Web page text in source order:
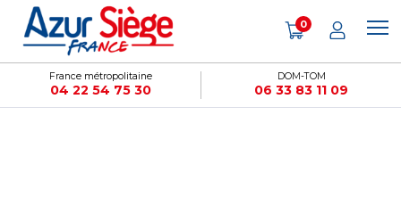
France métropolitaine
04 22 54 75 30
DOM-TOM
06 33 83 11 09
0
Panneau de gestion des cookies